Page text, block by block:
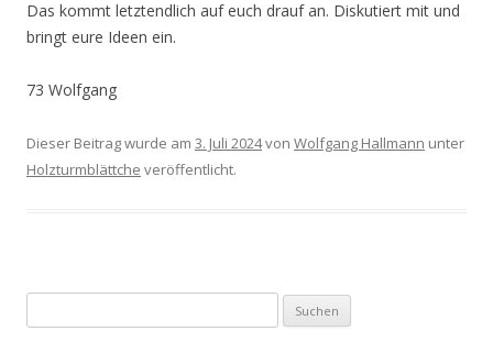
Das kommt letztendlich auf euch drauf an. Diskutiert mit und
bringt eure Ideen ein.
73 Wolfgang
Dieser Beitrag wurde am 3. Juli 2024von Wolfgang Hallmann unter
Holzturmblättche veröffentlicht.
nach: